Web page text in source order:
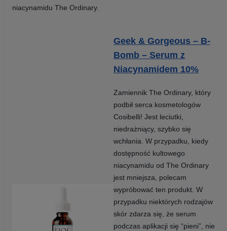
niacynamidu The Ordinary.
Geek & Gorgeous – B-
Bomb – Serum z
Niacynamidem 10%
Zamiennik The Ordinary, który
podbił serca kosmetologów
Cosibelli! Jest leciutki,
niedrażniący, szybko się
wchłania. W przypadku, kiedy
dostępność kultowego
niacynamidu od The Ordinary
jest mniejsza, polecam
wypróbować ten produkt. W
przypadku niektórych rodzajów
skór zdarza się, że serum
podczas aplikacji się “pieni”, nie